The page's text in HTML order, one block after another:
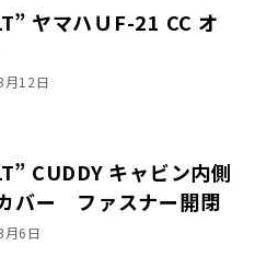
ヤマハＵF-21 CC オ
12日
CUDDY キャビン内側
バー ファスナー開閉
6日